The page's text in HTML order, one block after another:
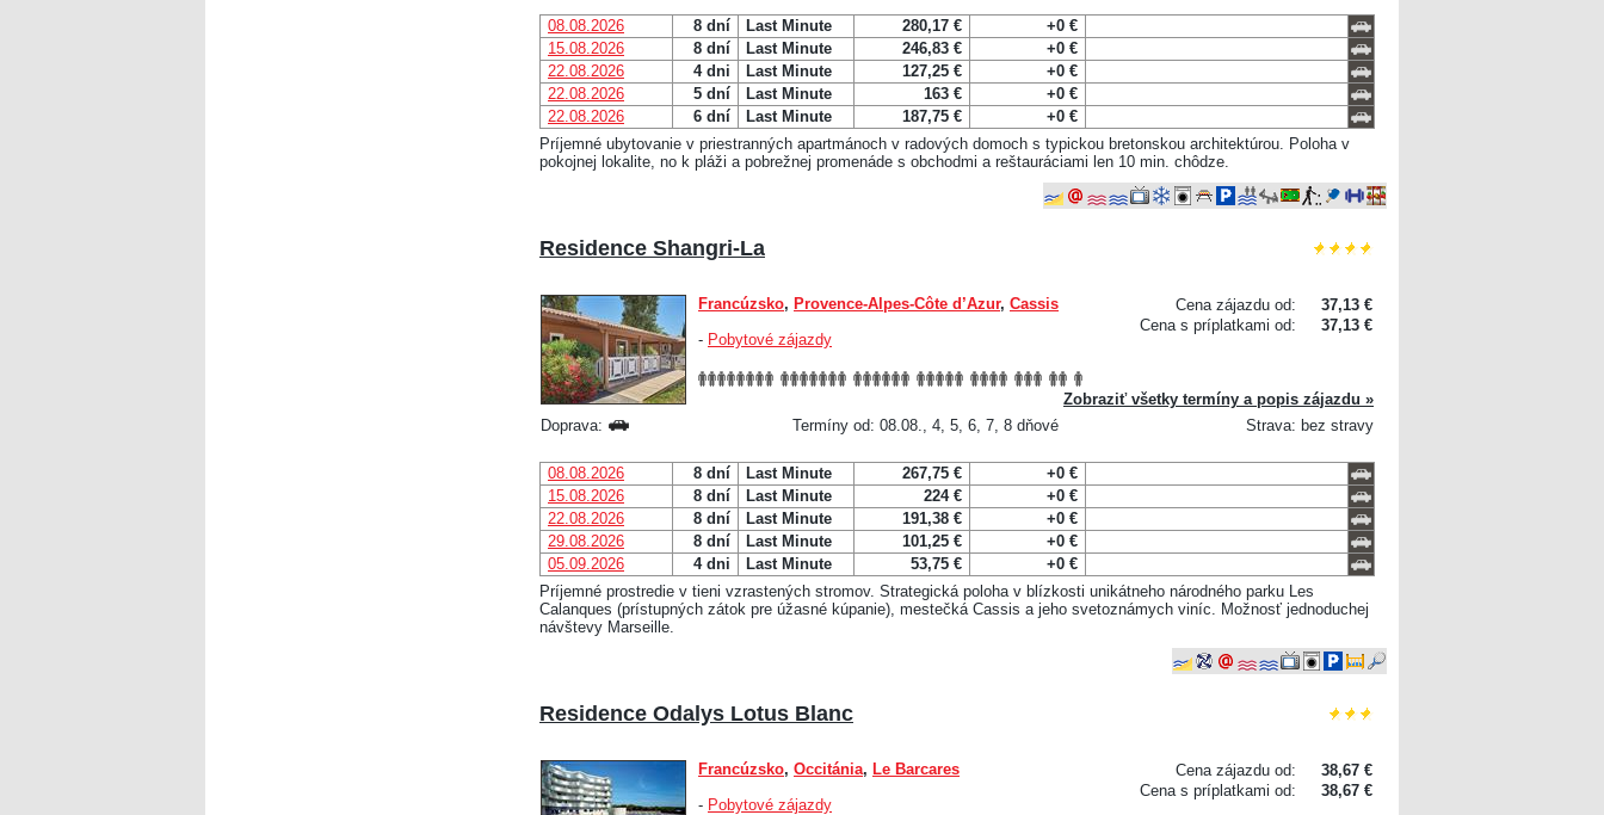
08.08.2026 8 dní Last Minute 280,17 €
+0 €
15.08.2026
8 dní Last Minute 246,83 €
+0 €
22.08.2026
4 dni Last Minute 127,25 €
+0 €
22.08.2026
5 dní Last Minute 163 €
+0 €
22.08.2026
6 dní Last Minute 187,75 €
+0 €
Príjemné ubytovanie v priestranných apartmánoch v radových domoch s typickou bretonskou architektúrou. Poloha v
pokojnej lokalite, no k pláži a pobrežnej promenáde s obchodmi a reštauráciami len 10 min. chôdze.
Residence Shangri-La
Cena zájazdu od:
37,13 €
Cena s príplatkami od:
37,13 €
Francúzsko, Provence-Alpes-Côte d’Azur, Cassis
- Pobytové zájazdy
Zobraziť všetky termíny a popis zájazdu »
Doprava:
Termíny od: 08.08., 4, 5, 6, 7, 8 dňové Strava: bez stravy
08.08.2026 8 dní Last Minute 267,75 €
+0 €
15.08.2026
8 dní Last Minute 224 €
+0 €
22.08.2026
8 dní Last Minute 191,38 €
+0 €
29.08.2026
8 dní Last Minute 101,25 €
+0 €
05.09.2026
4 dni Last Minute 53,75 €
+0 €
Príjemné prostredie v tieni vzrastených stromov. Strategická poloha v blízkosti unikátneho národného parku Les
Calanques (prístupných zátok pre úžasné kúpanie), mestečká Cassis a jeho svetoznámych viníc. Možnosť jednoduchej
návštevy Marseille.
Residence Odalys Lotus Blanc
Cena zájazdu od:
38,67 €
Cena s príplatkami od:
38,67 €
Francúzsko, Occitánia, Le Barcares
- Pobytové zájazdy